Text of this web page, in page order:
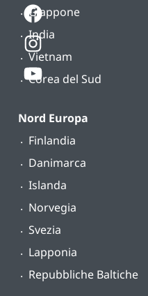
Giappone
India
Vietnam
Corea del Sud
Nord Europa
Finlandia
Danimarca
Islanda
Norvegia
Svezia
Lapponia
Repubbliche Baltiche